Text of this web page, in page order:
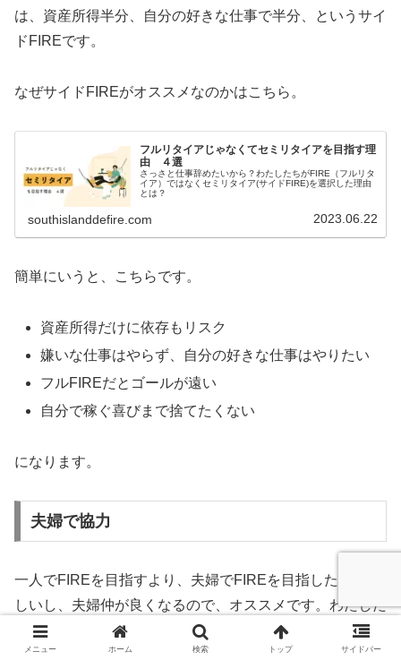
は、資産所得半分、自分の好きな仕事で半分、というサイ
ドFIREです。
なぜサイドFIREがオススメなのかはこちら。
フルリタイアじゃなくてセミリタイアを目指す理
由 ４選
さっさと仕事辞めたいから？わたしたちがFIRE（フルリタ
イア）ではなくセミリタイア(サイドFIRE)を選択した理由
とは？
southislanddefire.com 2023.06.22
簡単にいうと、こちらです。
資産所得だけに依存もリスク
嫌いな仕事はやらず、自分の好きな仕事はやりたい
フルFIREだとゴールが遠い
自分で稼ぐ喜びまで捨てたくない
になります。
夫婦で協力
一人でFIREを目指すより、夫婦でFIREを目指した方が楽
しいし、夫婦仲が良くなるので、オススメです。わたした
ちも実際に夫婦で目指しているので、資産の増加が加速し
ているのを実感しています。
メニュー ホーム 検索 トップ サイドバー